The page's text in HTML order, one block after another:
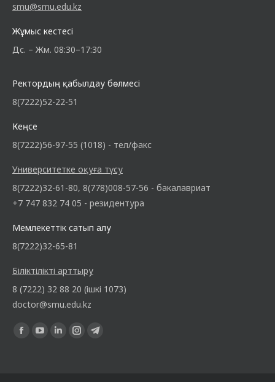
smu@smu.edu.kz
Жұмыс кестесі
Дс. – Жм. 08:30–17:30
Ректордың қабылдау бөлмесі
8(7222)52-22-51
Кеңсе
8(7222)56-97-55 (1018) - тел/факс
Университетке оқуға түсу
8(7222)32-61-80, 8(778)008-57-56 - бакалавриат
+7 747 832 74 05 - резидентура
Мемлекеттік сатып алу
8(7222)32-65-81
Біліктілікті арттыру
8 (7222) 32 88 20 (ішкі 1073)
doctor@smu.edu.kz
Find us on: